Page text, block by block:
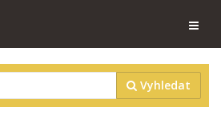
Vyhledat